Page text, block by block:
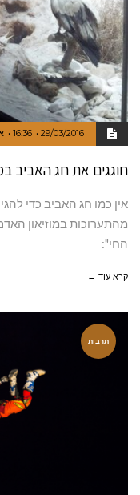
29/03/2016
16:36
חוגגים את חג האביב
אין כמו חג האביב כדי
מהתערוכות במוזיאון
החי":
קרא עוד ←
תרבות